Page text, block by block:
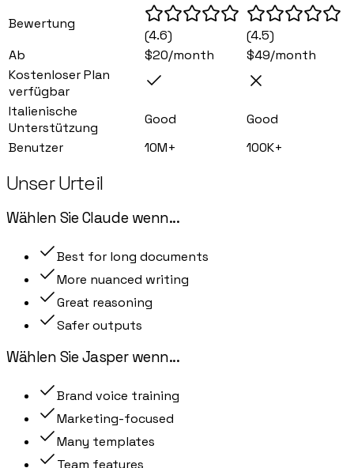
Bewertung
(4.6) (4.5)
Ab
$20/month
$49/month
Kostenloser Plan
verfügbar
Italienische
Unterstützung
Good
Good
Benutzer
10M+ 100K+
Unser Urteil
Wählen Sie Claude wenn...
Best for long documents
More nuanced writing
Great reasoning
Safer outputs
Wählen Sie Jasper wenn...
Brand voice training
Marketing-focused
Many templates
Team features